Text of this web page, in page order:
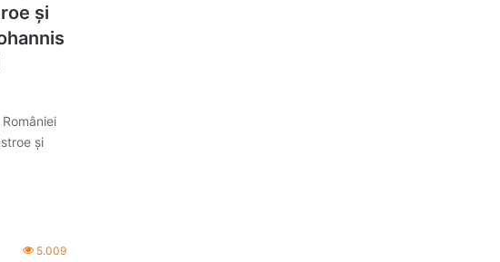
și
și
5.009